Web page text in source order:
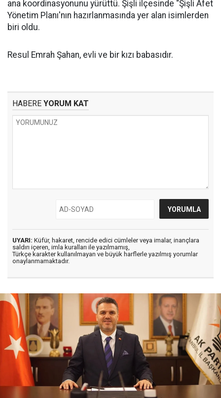
ana koordinasyonunu yürüttü. Şişli ilçesinde “Şişli Afet
Yönetim Planı'nın hazırlanmasında yer alan isimlerden
biri oldu.
Resul Emrah Şahan, evli ve bir kızı babasıdır.
HABERE YORUM KAT
UYARI: Küfür, hakaret, rencide edici cümleler veya imalar, inançlara
saldırı içeren, imla kuralları ile yazılmamış,
Türkçe karakter kullanılmayan ve büyük harflerle yazılmış yorumlar
onaylanmamaktadır.